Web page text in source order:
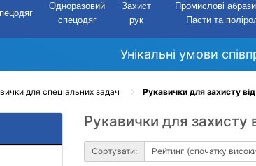
Одноразовий
спецодяг
Захист
рук
Промислові
Пасти та
Унікальні умови
для спеціальних задач Рукавички для захисту
Рукавички для захисту
Сортувати: